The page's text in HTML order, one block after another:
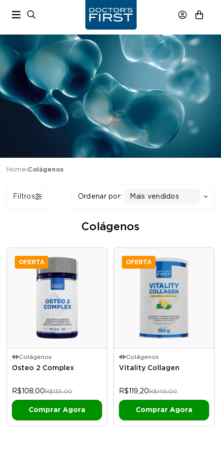
Home›Colágenos
Ordenar por: Mais vendidos
Filtros
Colágenos
OFERTA
Colágenos
Osteo 2 Complex
R$108,00R$135,00
OFERTA
Colágenos
Vitality Collagen
R$119,20R$149,00
Comprar Agora